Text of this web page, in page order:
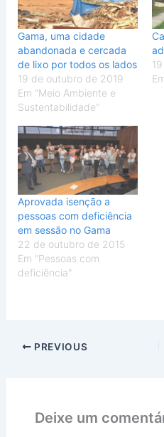
Gama, uma cidade
abandonada e cercada
de lixo por todos os lados
19 de outubro de 2019
Em "Meio Ambiente e
Sustentabilidade"
Aprovada isenção a
pessoas com deficiência
em sessão no Gama
22 de outubro de 2015
Em "Pessoas com
deficiência"
PREVIOUS
Deixe um